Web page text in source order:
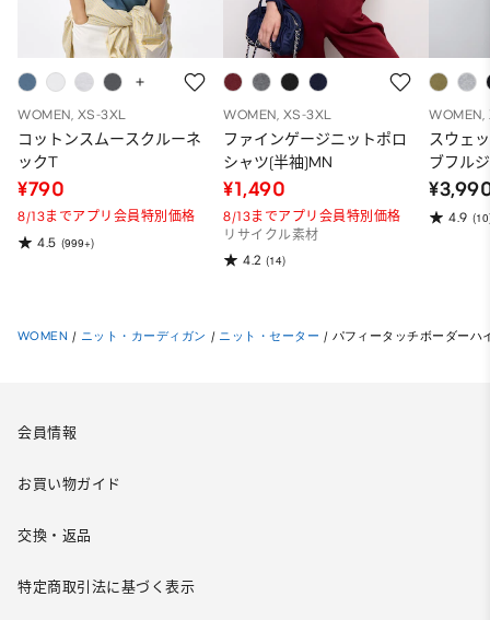
WOMEN, XS-3XL
コットンスムースクルーネ
ックT
¥790
8/13までアプリ会員特別価格
4.5 (999+)
WOMEN, XS-3XL
ファインゲージニットポロ
シャツ(半袖)MN
¥1,490
8/13までアプリ会員特別価格
リサイクル素材
4.2 (14)
WOMEN,
スウェ
ブフル
ーパー
ット）
4.9
WOMEN / ニット・カーディガン / ニット・セーター / パフィータッチボーダーハ
会員情報
お買い物ガイド
交換・返品
特定商取引法に基づく表示